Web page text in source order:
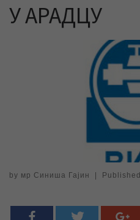
У АРАДЦУ
by мр Синиша Гајин Published